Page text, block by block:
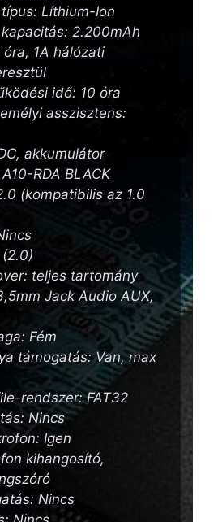
Líthium-Ion
2.200mAh
1A hálózati
idő: 10 óra
asszisztens:
akkumulátor
RDA BLACK
(kompatibilis az 1.0
teljes tartomány
Jack Audio AUX,
Fém
támogatás: Van, max
rendszer: FAT32
Nincs
Igen
kihangosító,
Nincs